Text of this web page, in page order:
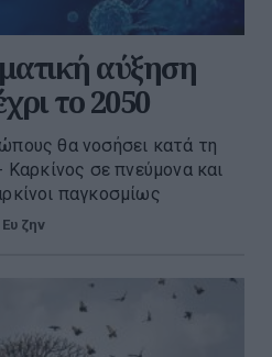
αύξηση
το 2050
θα νοσήσει κατά τη
Καρκίνος σε πνεύμονα και
παγκοσμίως
Ευ ζην